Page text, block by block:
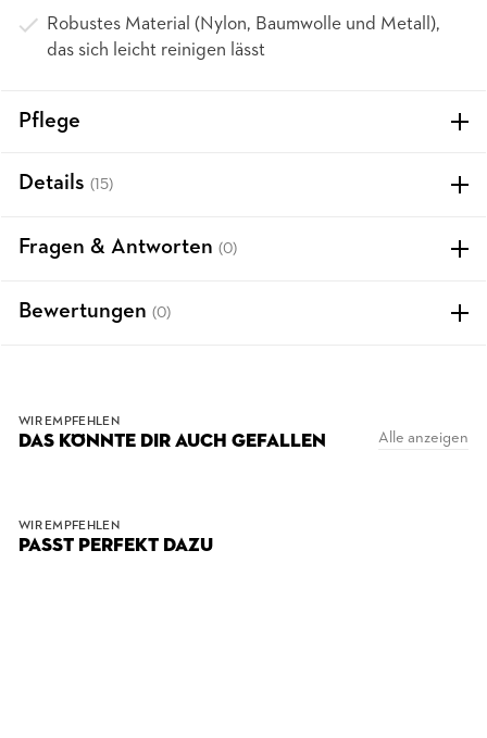
Robustes Material (Nylon, Baumwolle und Metall),
das sich leicht reinigen lässt
Pflege
Details (15)
Fragen & Antworten (0)
Bewertungen (0)
WIR EMPFEHLEN
DAS KÖNNTE DIR AUCH GEFALLEN Alle anzeigen
WIR EMPFEHLEN
PASST PERFEKT DAZU